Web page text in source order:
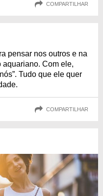
COMPARTILHAR
pensar nos outros e na
Com ele,
Tudo que ele quer
COMPARTILHAR